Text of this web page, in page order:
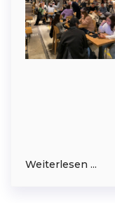
Weiterlesen ...